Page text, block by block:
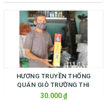
HƯƠNG TRUYỀN THỐNG
QUÁN GIÒ TRƯỜNG THI
30.000 ₫